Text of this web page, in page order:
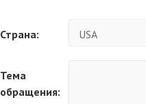
Страна:
Тема
обращения: